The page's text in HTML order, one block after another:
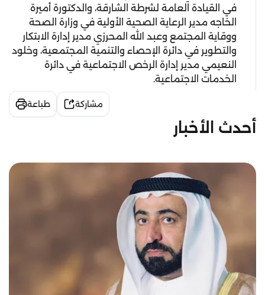
في القيادة العامة لشرطة الشارقة، والدكتورة أميرة
الخاجه مدير الرعاية الصحية الأولية في وزارة الصحة
ووقاية المجتمع وعبد الله المحرزي مدير إدارة الابتكار
والتطوير في دائرة الإحصاء والتنمية المجتمعية، وخلود
النعيمي مدير إدارة الرخص الاجتماعية في دائرة
الخدمات الاجتماعية.
مشاركة طباعة
أحدث الأخبار